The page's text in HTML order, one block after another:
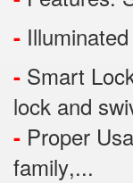
-
- Smart
lock and
- Proper
family,...